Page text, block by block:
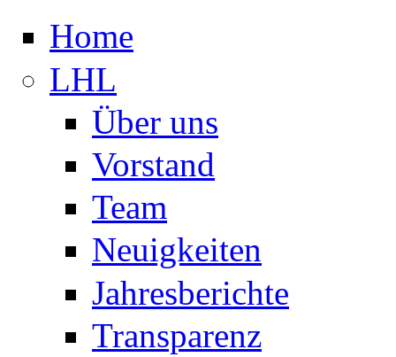
Home
LHL
Über uns
Vorstand
Team
Neuigkeiten
Jahresberichte
Transparenz